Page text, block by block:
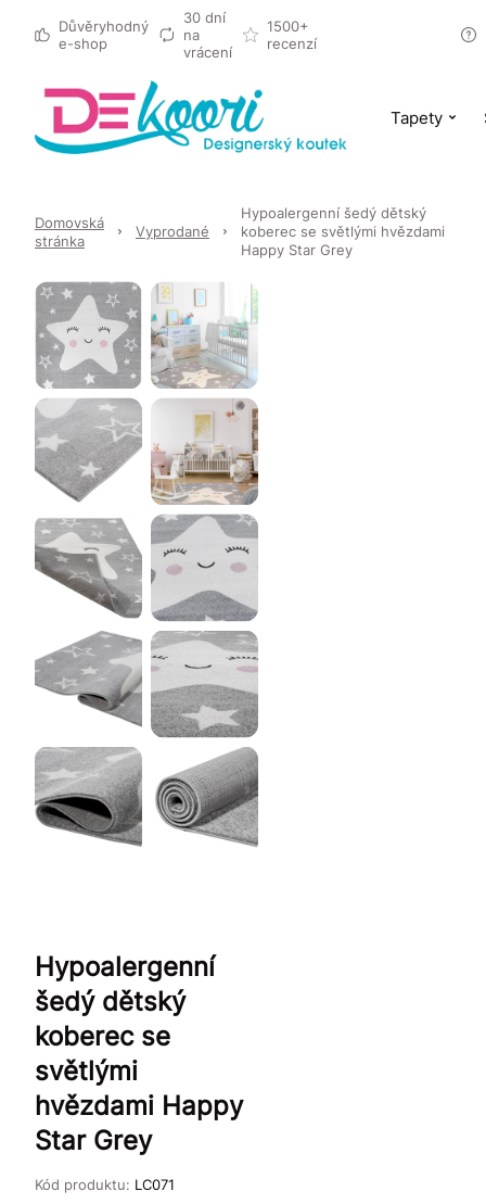
Důvěryhodný
e-shop
30 dní
na
vrácení
1500+
recenzí
Tapety
Domovská
stránka
Vyprodané
Hypoalergenní šedý dětský
koberec se světlými hvězdami
Happy Star Grey
Hypoalergenní
šedý dětský
koberec se
světlými
hvězdami Happy
Star Grey
Kód produktu: LC071